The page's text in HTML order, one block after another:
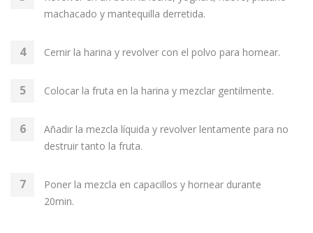
machacado y mantequilla derretida.
Cernir la harina y revolver con el polvo para hornear.
Colocar la fruta en la harina y mezclar gentilmente.
Añadir la mezcla líquida y revolver lentamente para no
destruir tanto la fruta.
Poner la mezcla en capacillos y hornear durante
20min.